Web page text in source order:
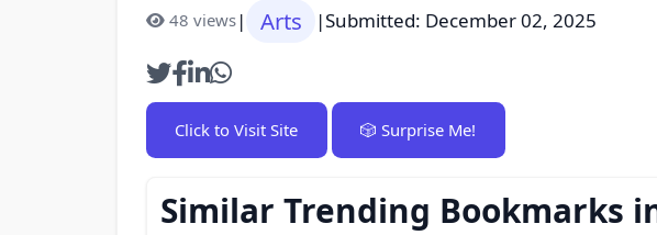
48 views| Arts |Submitted: December 02, 2025
Click to Visit Site 🎲 Surprise Me!
Similar Trending Bookmarks